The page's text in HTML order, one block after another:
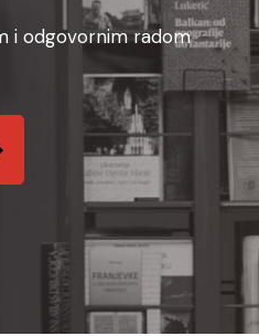
i odgovornim radom